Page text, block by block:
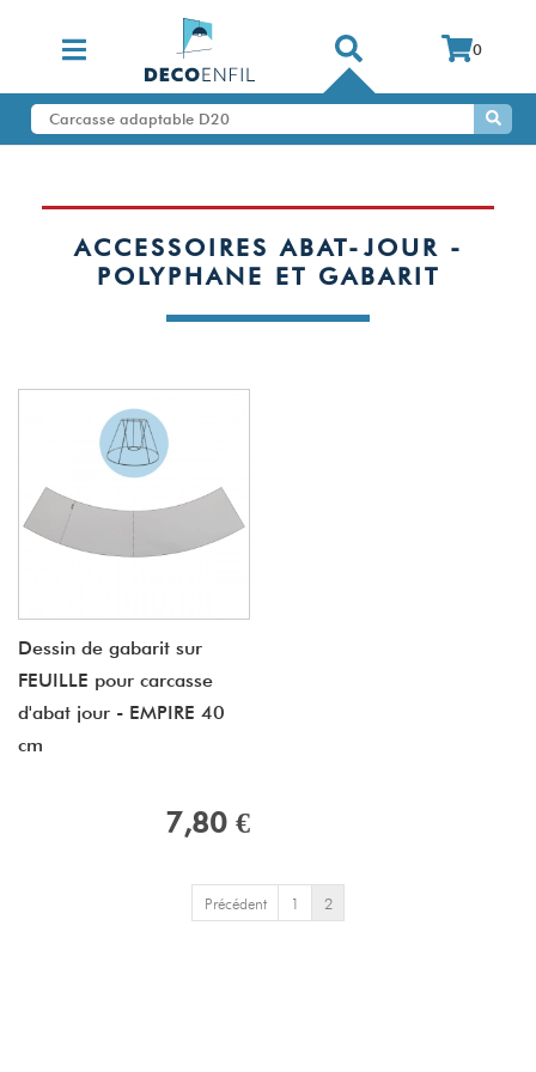
0
ACCESSOIRES ABAT-JOUR -
POLYPHANE ET GABARIT
Dessin de gabarit sur
FEUILLE pour carcasse
d'abat jour - EMPIRE 40
cm
7,80 €
Précédent 1 2